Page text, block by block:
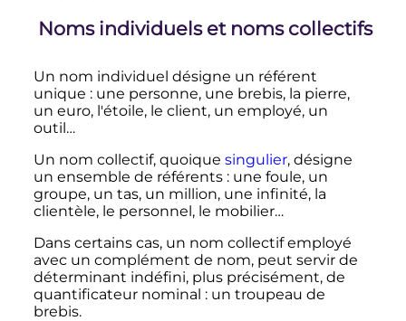
Noms individuels et noms collectifs
Un nom individuel désigne un référent
unique : une personne, une brebis, la pierre,
un euro, l'étoile, le client, un employé, un
outil…
Un nom collectif, quoique singulier, désigne
un ensemble de référents : une foule, un
groupe, un tas, un million, une infinité, la
clientèle, le personnel, le mobilier…
Dans certains cas, un nom collectif employé
avec un complément de nom, peut servir de
déterminant indéfini, plus précisément, de
quantificateur nominal : un troupeau de
brebis.